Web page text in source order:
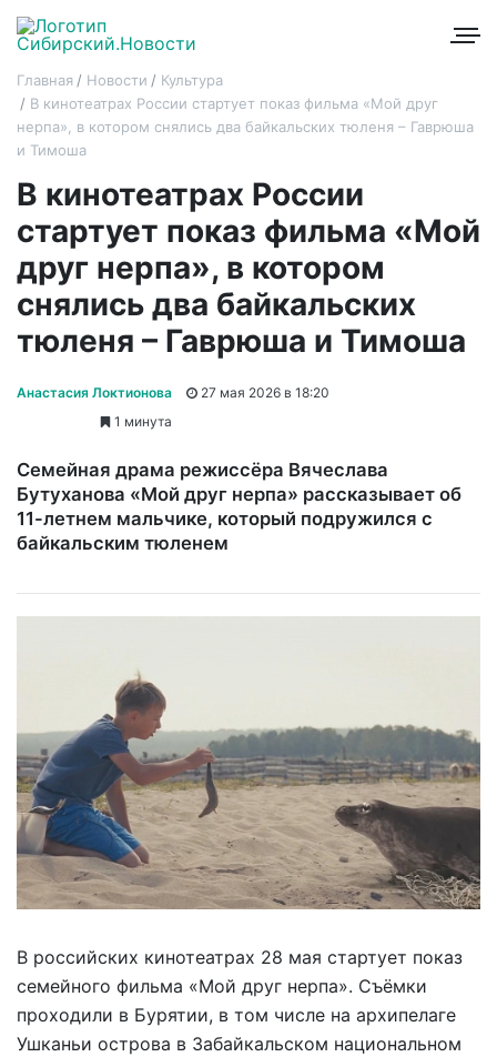
Главная Новости
Культура
В кинотеатрах России стартует показ фильма «Мой друг
нерпа», в котором снялись два байкальских тюленя – Гаврюша
и Тимоша
В кинотеатрах России
стартует показ фильма «Мой
друг нерпа», в котором
снялись два байкальских
тюленя – Гаврюша и Тимоша
Анастасия Локтионова
27 мая 2026 в 18:20
1 минута
Семейная драма режиссёра Вячеслава
Бутуханова «Мой друг нерпа» рассказывает об
11-летнем мальчике, который подружился с
байкальским тюленем
В российских кинотеатрах 28 мая стартует показ
семейного фильма «Мой друг нерпа». Съёмки
проходили в Бурятии, в том числе на архипелаге
Ушканьи острова в Забайкальском национальном